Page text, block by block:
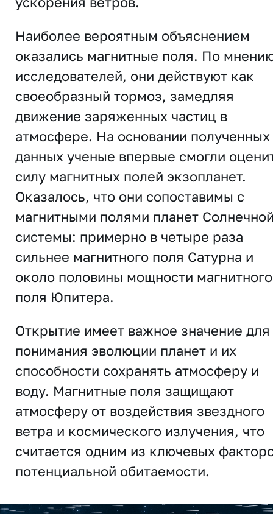
Наиболее вероятным объяснением
оказались магнитные поля. По
исследователей, они действуют как
своеобразный тормоз, замедляя
движение заряженных частиц в
атмосфере. На основании полученных
данных ученые впервые смогли
силу магнитных полей экзопланет.
Оказалось, что они сопоставимы с
магнитными полями планет
системы: примерно в четыре раза
сильнее магнитного поля Сатурна и
около половины мощности магнитного
поля Юпитера.
Открытие имеет важное значение для
понимания эволюции планет и их
способности сохранять атмосферу и
воду. Магнитные поля защищают
атмосферу от воздействия звездного
ветра и космического излучения, что
считается одним из ключевых
потенциальной обитаемости.